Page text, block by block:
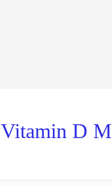
Vitamin D